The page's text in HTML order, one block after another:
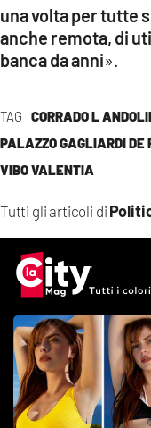
TAG CORRADO L
PALAZZO GAGLIARDI DE
VIBO VALENTIA
Tutti gli articoli di
una volta per tutte
anche remota, di
banca da anni».